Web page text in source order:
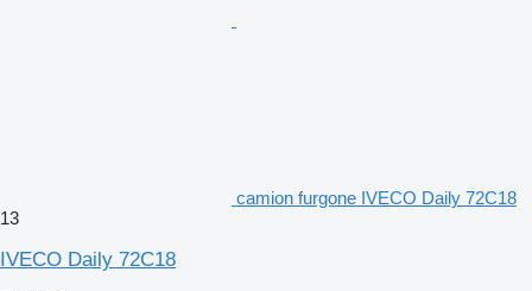
camion furgone IVECO Daily 72C18
13
IVECO Daily 72C18